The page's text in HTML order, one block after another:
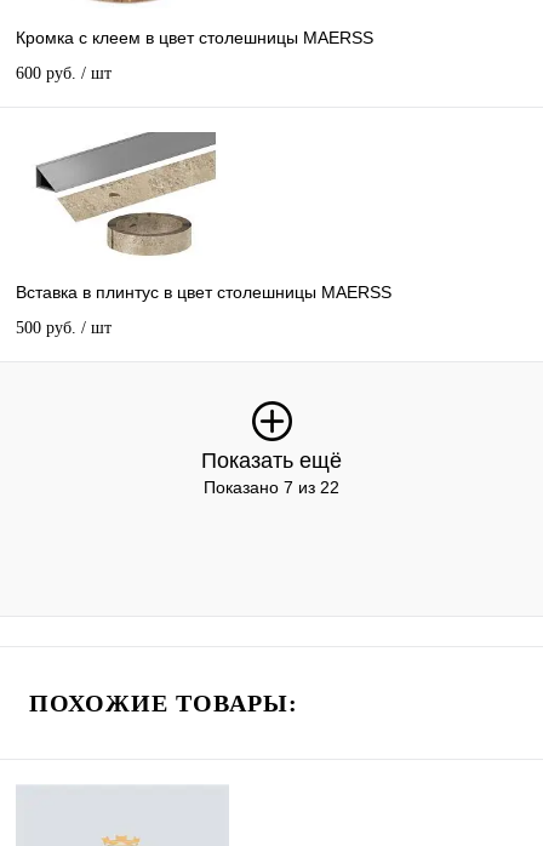
Кромка с клеем в цвет столешницы MAERSS
600 руб. / шт
Вставка в плинтус в цвет столешницы MAERSS
500 руб. / шт
Показать ещё
Показано 7 из 22
ПОХОЖИЕ ТОВАРЫ: